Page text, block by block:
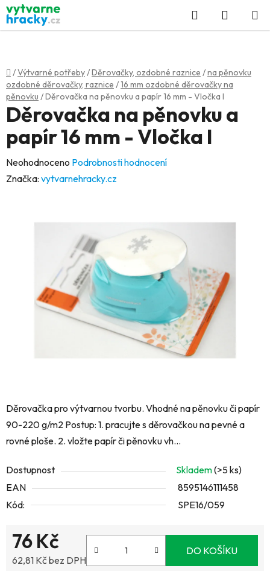
Přejít
na
obsah
Hledat
KOŠÍK
Domů
/Výtvarné potřeby/Děrovačky, ozdobné raznice /na pěnovku
ozdobné děrovačky, raznice /16 mm ozdobné děrovačky na
pěnovku /Děrovačka na pěnovku a papír 16 mm - Vločka I
Děrovačka pro výtvarnou tvorbu. Vhodné na pěnovku či papír
90-220 g/m2 Postup: 1. pracujte s děrovačkou na pevné a
rovné ploše. 2. vložte papír či pěnovku vh...
Dostupnost Skladem(>5 ks)
EAN
8595146111458
Kód:
SPE16/059
76 Kč
62,81 Kč bez DPH
DO KOŠÍKU
Děrovačka na pěnovku a
papír 16 mm - Vločka I
Průměrné
hodnocení
Neohodnoceno Podrobnosti hodnocení
Značka: vytvarnehracky.cz